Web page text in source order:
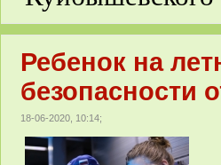
Ребенок на
безопасности
18-06-2020, 10:14;